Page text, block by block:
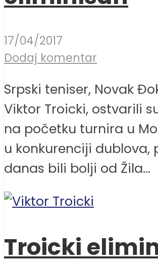
17/04/2017
Dodaj komentar
Srpski teniser, Novak
Viktor Troicki, ostvarili
na početku turnira u
u konkurenciji dublova,
danas bili bolji od Žila...
Troicki